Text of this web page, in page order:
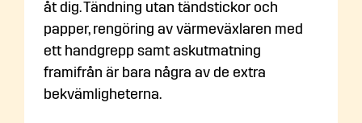
åt dig. Tändning utan tändstickor och
papper, rengöring av värmeväxlaren med
ett handgrepp samt askutmatning
framifrån är bara några av de extra
bekvämligheterna.